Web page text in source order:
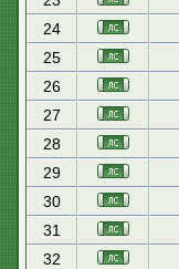
24
25
26
27
28
29
30
31
32